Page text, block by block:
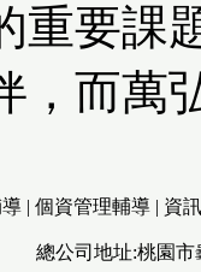
重要課
，而萬
| 個資管理輔導 | 資
總公司地址:桃園市